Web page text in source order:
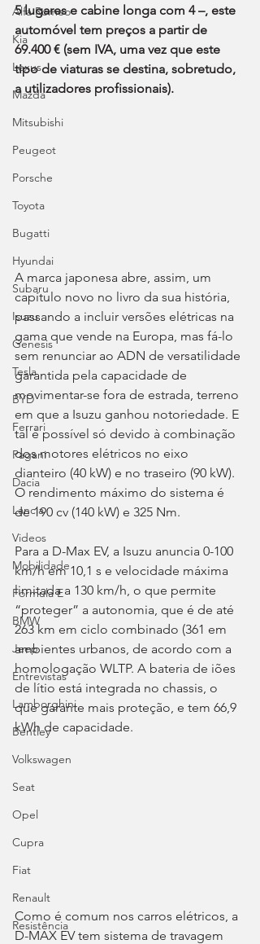
Alfa Romeo
Kia
Lexus
Mazda
Mitsubishi
Peugeot
Porsche
Toyota
Bugatti
Hyundai
Subaru
Isuzu
Genesis
Tesla
BYD
Ferrari
Pagani
Dacia
Lancia
Videos
Mobilidade
Fórmula E
BMW
Jeep
Entrevistas
Lamborghini
Bentley
Volkswagen
Seat
Opel
Cupra
Fiat
Renault
Resistência
5 lugares e cabine longa com 4 –, este
automóvel tem preços a partir de
69.400 € (sem IVA, uma vez que este
tipo de viaturas se destina, sobretudo,
a utilizadores profissionais).
A marca japonesa abre, assim, um
capítulo novo no livro da sua história,
passando a incluir versões elétricas na
gama que vende na Europa, mas fá-lo
sem renunciar ao ADN de versatilidade
garantida pela capacidade de
movimentar-se fora de estrada, terreno
em que a Isuzu ganhou notoriedade. E
tal é possível só devido à combinação
dos motores elétricos no eixo
dianteiro (40 kW) e no traseiro (90 kW).
O rendimento máximo do sistema é
de 190 cv (140 kW) e 325 Nm.
Para a D-Max EV, a Isuzu anuncia 0-100
km/h em 10,1 s e velocidade máxima
limitada a 130 km/h, o que permite
“proteger” a autonomia, que é de até
263 km em ciclo combinado (361 em
ambientes urbanos, de acordo com a
homologação WLTP. A bateria de iões
de lítio está integrada no chassis, o
que garante mais proteção, e tem 66,9
kWh de capacidade.
Como é comum nos carros elétricos, a
D-MAX EV tem sistema de travagem